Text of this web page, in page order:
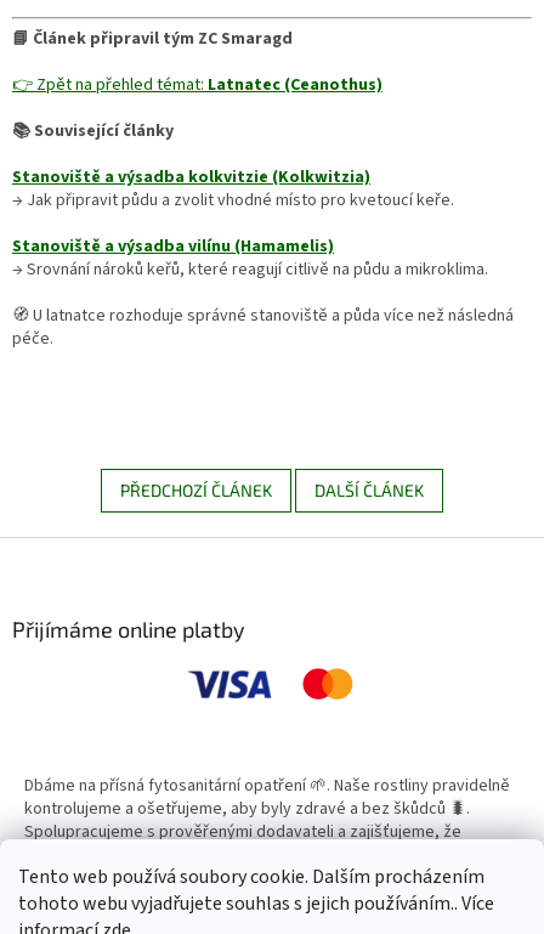
Tento web používá soubory cookie. Dalším procházením
tohoto webu vyjadřujete souhlas s jejich používáním.. Více
📘 Článek připravil tým ZC Smaragd
👉 Zpět na přehled témat: Latnatec (Ceanothus)
📚 Související články
Stanoviště a výsadba kolkvitzie (Kolkwitzia)
→ Jak připravit půdu a zvolit vhodné místo pro kvetoucí keře.
Stanoviště a výsadba vilínu (Hamamelis)
→ Srovnání nároků keřů, které reagují citlivě na půdu a mikroklima.
🧭 U latnatce rozhoduje správné stanoviště a půda více než následná
péče.
PŘEDCHOZÍ ČLÁNEK DALŠÍ ČLÁNEK
Přijímáme online platby
Dbáme na přísná fytosanitární opatření 🌱. Naše rostliny pravidelně
kontrolujeme a ošetřujeme, aby byly zdravé a bez škůdců 🐛.
Spolupracujeme s prověřenými dodavateli a zajišťujeme, že